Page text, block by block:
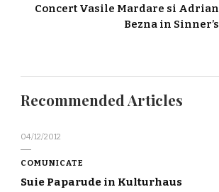
Concert Vasile Mardare si Adrian
Bezna in Sinner’s
Recommended Articles
04/12/2012
COMUNICATE
Suie Paparude in Kulturhaus